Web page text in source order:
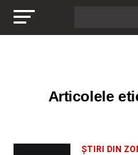
Articolele
ȘTIRI DIN